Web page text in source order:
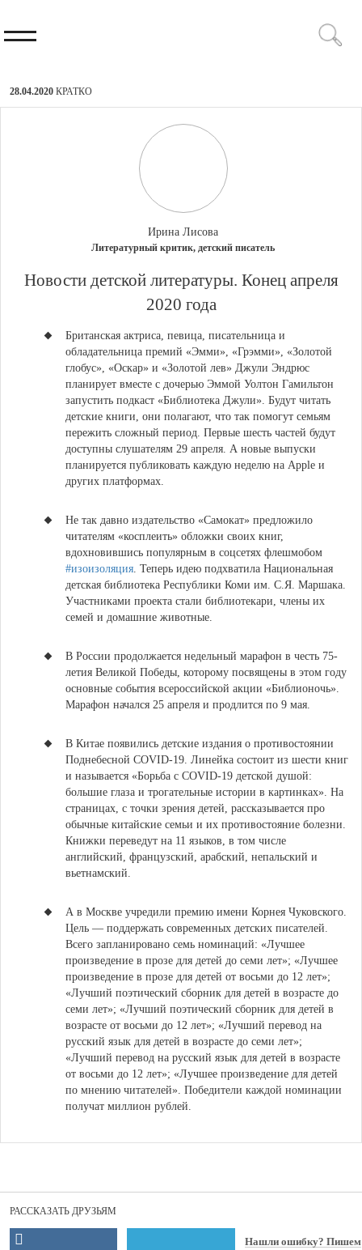
28.04.2020 КРАТКО
Ирина Лисова
Литературный критик, детский писатель
​Новости детской литературы. Конец апреля
2020 года
Британская актриса, певица, писательница и
обладательница премий «Эмми», «Грэмми», «Золотой
глобус», «Оскар» и «Золотой лев» Джули Эндрюс
планирует вместе с дочерью Эммой Уолтон Гамильтон
запустить подкаст «Библиотека Джули». Будут читать
детские книги, они полагают, что так помогут семьям
пережить сложный период. Первые шесть частей будут
доступны слушателям 29 апреля. А новые выпуски
планируется публиковать каждую неделю на Apple и
других платформах.
Не так давно издательство «Самокат» предложило
читателям «косплеить» обложки своих книг,
вдохновившись популярным в соцсетях флешмобом
#изоизоляция. Теперь идею подхватила Национальная
детская библиотека Республики Коми им. С.Я. Маршака.
Участниками проекта стали библиотекари, члены их
семей и домашние животные.
В России продолжается недельный марафон в честь 75-
летия Великой Победы, которому посвящены в этом году
основные события всероссийской акции «Библионочь».
Марафон начался 25 апреля и продлится по 9 мая.
В Китае появились детские издания о противостоянии
Поднебесной COVID-19. Линейка состоит из шести книг
и называется «Борьба с COVID-19 детской душой:
большие глаза и трогательные истории в картинках». На
страницах, с точки зрения детей, рассказывается про
обычные китайские семьи и их противостояние болезни.
Книжки переведут на 11 языков, в том числе
английский, французский, арабский, непальский и
вьетнамский.
А в Москве учредили премию имени Корнея Чуковского.
Цель — поддержать современных детских писателей.
Всего запланировано семь номинаций: «Лучшее
произведение в прозе для детей до семи лет»; «Лучшее
произведение в прозе для детей от восьми до 12 лет»;
«Лучший поэтический сборник для детей в возрасте до
семи лет»; «Лучший поэтический сборник для детей в
возрасте от восьми до 12 лет»; «Лучший перевод на
русский язык для детей в возрасте до семи лет»;
«Лучший перевод на русский язык для детей в возрасте
от восьми до 12 лет»; «Лучшее произведение для детей
по мнению читателей». Победители каждой номинации
получат миллион рублей.
РАССКАЗАТЬ ДРУЗЬЯМ
Нашли ошибку? Пишем